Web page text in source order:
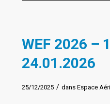
WEF 2026 –
24.01.2026
25/12/2025 / dans Espace